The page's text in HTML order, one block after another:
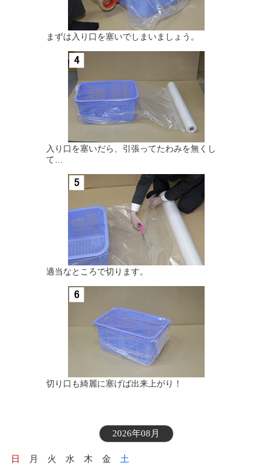
まずは入り口を塞いでしまいましょう。
入り口を塞いだら、引張ってたわみを無くし
て…
適当なところで切ります。
切り口も綺麗に塞げば出来上がり！
2026年08月
日 月 火 水 木 金
土